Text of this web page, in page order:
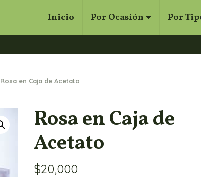
Inicio Por Ocasión Por
Cerrar
Buscar
Rosa en Caja de Acetato
Rosa en Caja de
Acetato
$20,000